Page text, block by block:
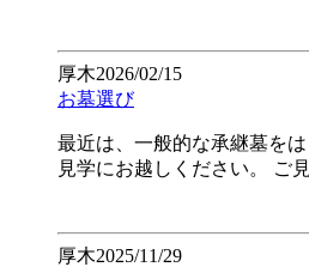
厚木2026/02/15
お墓選び
最近は、一般的な承継墓を
見学にお越しください。 ご
厚木2025/11/29